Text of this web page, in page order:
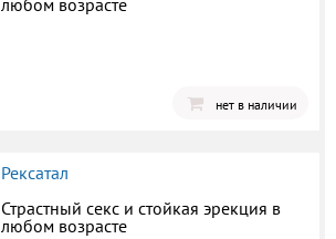
любом возрасте
нет в наличии
Рексатал
Страстный секс и стойкая эрекция в
любом возрасте